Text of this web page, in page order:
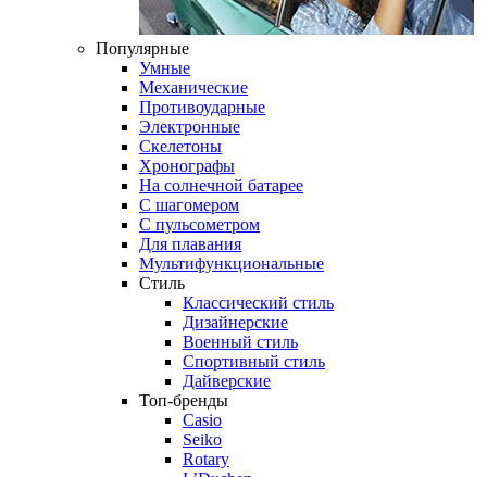
Популярные
Умные
Механические
Противоударные
Электронные
Скелетоны
Хронографы
На солнечной батарее
С шагомером
С пульсометром
Для плавания
Мультифункциональные
Стиль
Классический стиль
Дизайнерские
Военный стиль
Спортивный стиль
Дайверские
Топ-бренды
Casio
Seiko
Rotary